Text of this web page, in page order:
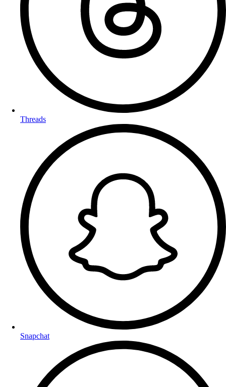
Threads
Snapchat